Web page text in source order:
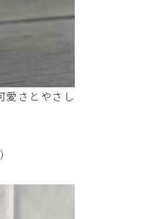
愛さとやさし